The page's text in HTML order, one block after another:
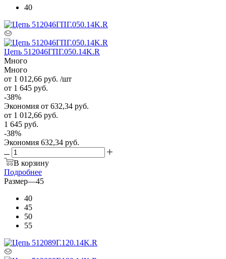
40
Цепь 512046ГПГ.050.14K.R
Много
Много
от 1 012,66 руб. /шт
от 1 645 руб.
-38%
Экономия от 632,34 руб.
от 1 012,66 руб.
1 645 руб.
-38%
Экономия 632,34 руб.
В корзину
Подробнее
Размер—45
40
45
50
55